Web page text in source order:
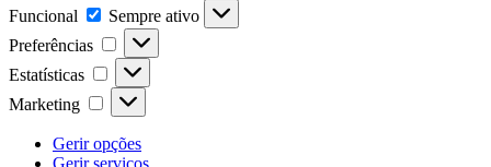
Funcional
Sempre ativo
Preferências
Estatísticas
Marketing
Gerir opções